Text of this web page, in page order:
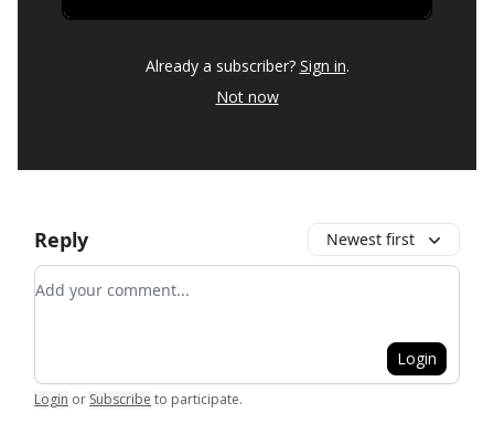
Already a subscriber? Sign in.
Not now
Reply Newest first
Add your comment
Login
Login or Subscribe to participate.